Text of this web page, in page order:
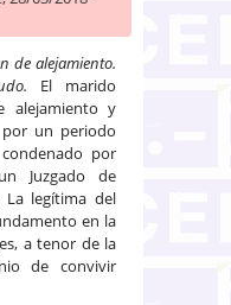
de alejamiento.
El marido
alejamiento y
un periodo
por
Juzgado de
La legítima del
en la
a tenor de la
de convivir